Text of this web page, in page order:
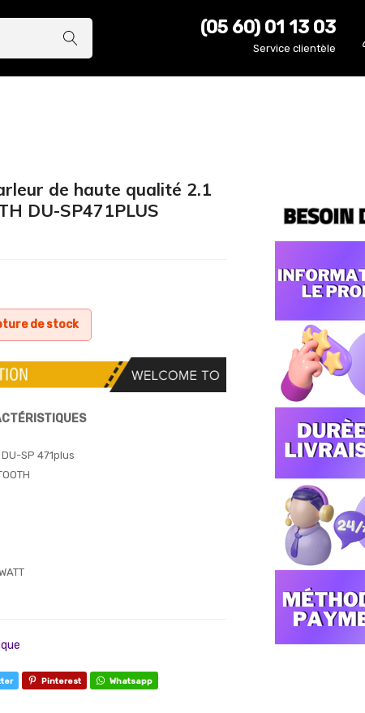
(05 60) 01 13 03
Service clientèle
de haute qualité 2.1
DU-SP471PLUS
de stock
DU-SP 471plus
Pinterest Whatsapp